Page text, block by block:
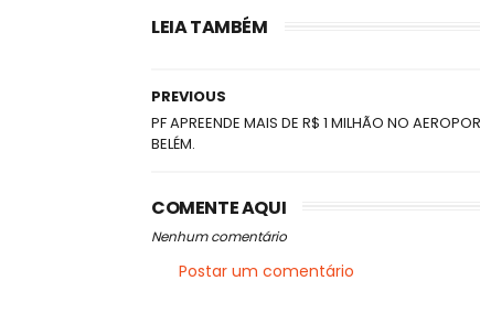
LEIA TAMBÉM
PREVIOUS
PF APREENDE MAIS DE R$ 1 MILHÃO NO
BELÉM.
COMENTE AQUI
Nenhum comentário
Postar um comentário